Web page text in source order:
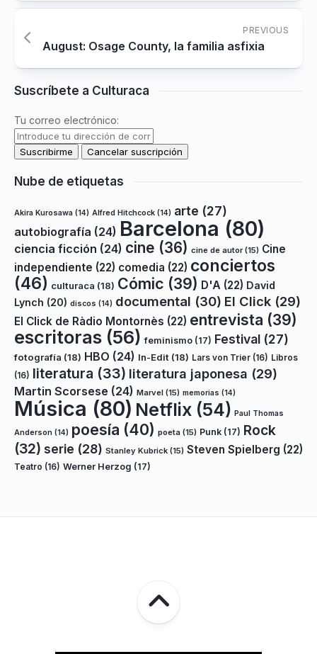
PREVIOUS
August: Osage County, la familia asfixia
Suscríbete a Culturaca
Tu correo electrónico:
Nube de etiquetas
Akira Kurosawa (14) Alfred Hitchcock (14) arte (27)
autobiografía (24) Barcelona (80)
ciencia ficción (24) cine (36) cine de autor(15) Cine
independiente (22) comedia (22) conciertos
(46) culturaca (18) Cómic (39) D'A (22) David
Lynch (20) discos (14) documental (30) El Click (29)
El Click de Ràdio Montornès (22) entrevista (39)
escritoras (56) feminismo (17) Festival (27)
fotografía (18) HBO (24) In-Edit (18) Lars von Trier (16) Libros
(16) literatura (33) literatura japonesa (29)
Martin Scorsese (24) Marvel (15) memorias (14)
Música (80) Netflix (54) Paul Thomas
Anderson (14) poesía (40) poeta (15) Punk (17) Rock
(32) serie (28) Stanley Kubrick (15) Steven Spielberg (22)
Teatro (16) Werner Herzog (17)